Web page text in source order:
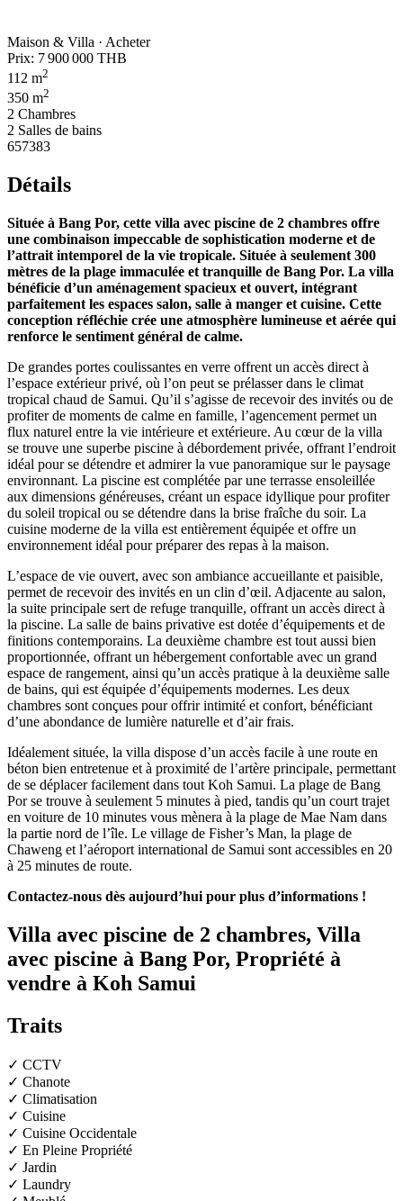
Maison & Villa · Acheter
Prix: 7 900 000 THB
112 m2
350 m2
2 Chambres
2 Salles de bains
657383
Détails
Située à Bang Por, cette villa avec piscine de 2 chambres offre
une combinaison impeccable de sophistication moderne et de
l’attrait intemporel de la vie tropicale. Située à seulement 300
mètres de la plage immaculée et tranquille de Bang Por. La villa
bénéficie d’un aménagement spacieux et ouvert, intégrant
parfaitement les espaces salon, salle à manger et cuisine. Cette
conception réfléchie crée une atmosphère lumineuse et aérée qui
renforce le sentiment général de calme.
De grandes portes coulissantes en verre offrent un accès direct à
l’espace extérieur privé, où l’on peut se prélasser dans le climat
tropical chaud de Samui. Qu’il s’agisse de recevoir des invités ou de
profiter de moments de calme en famille, l’agencement permet un
flux naturel entre la vie intérieure et extérieure. Au cœur de la villa
se trouve une superbe piscine à débordement privée, offrant l’endroit
idéal pour se détendre et admirer la vue panoramique sur le paysage
environnant. La piscine est complétée par une terrasse ensoleillée
aux dimensions généreuses, créant un espace idyllique pour profiter
du soleil tropical ou se détendre dans la brise fraîche du soir. La
cuisine moderne de la villa est entièrement équipée et offre un
environnement idéal pour préparer des repas à la maison.
L’espace de vie ouvert, avec son ambiance accueillante et paisible,
permet de recevoir des invités en un clin d’œil. Adjacente au salon,
la suite principale sert de refuge tranquille, offrant un accès direct à
la piscine. La salle de bains privative est dotée d’équipements et de
finitions contemporains. La deuxième chambre est tout aussi bien
proportionnée, offrant un hébergement confortable avec un grand
espace de rangement, ainsi qu’un accès pratique à la deuxième salle
de bains, qui est équipée d’équipements modernes. Les deux
chambres sont conçues pour offrir intimité et confort, bénéficiant
d’une abondance de lumière naturelle et d’air frais.
Idéalement située, la villa dispose d’un accès facile à une route en
béton bien entretenue et à proximité de l’artère principale, permettant
de se déplacer facilement dans tout Koh Samui. La plage de Bang
Por se trouve à seulement 5 minutes à pied, tandis qu’un court trajet
en voiture de 10 minutes vous mènera à la plage de Mae Nam dans
la partie nord de l’île. Le village de Fisher’s Man, la plage de
Chaweng et l’aéroport international de Samui sont accessibles en 20
à 25 minutes de route.
Contactez-nous dès aujourd’hui pour plus d’informations !
Villa avec piscine de 2 chambres, Villa
avec piscine à Bang Por, Propriété à
vendre à Koh Samui
Traits
✓ CCTV
✓ Chanote
✓ Climatisation
✓ Cuisine
✓ Cuisine Occidentale
✓ En Pleine Propriété
✓ Jardin
✓ Laundry